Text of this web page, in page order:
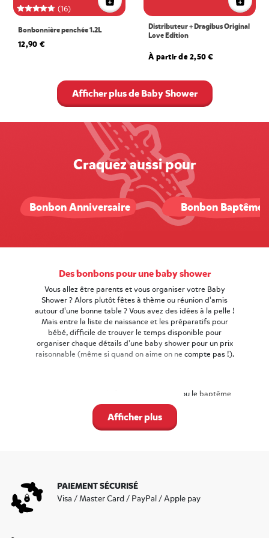
(16)
Bonbonnière penchée 1.2L
12,90 €
Distributeur + Dragibus Original
Love Edition
À partir de 2,50 €
Afficher plus de Baby Shower
Craquez aussi pour
Bonbon Anniversaire Bonbon Baptême
Des bonbons pour une baby shower
Vous allez être parents et vous organiser votre Baby
Shower ? Alors plutôt fêtes à thème ou réunion d'amis
autour d'une bonne table ? Vous avez des idées à la pelle !
Mais entre la liste de naissance et les préparatifs pour
bébé, difficile de trouver le temps disponible pour
organiser chaque détails d'une baby shower pour un prix
raisonnable (même si quand on aime on ne compte pas !).
ou le baptême
organisés ces dernières années, la baby shower est un
moment de partage pour les futurs parents et leurs
invités, mais c'est aussi une fête qui s'organise en détails.
sachets individuels
, ils permettront à vos invités de
profiter de bonbons de toutes sortes. Peu importe le
thème et la déco de votre Baby Shower, les bonbonnières
Afficher plus
PAIEMENT SÉCURISÉ
Visa / Master Card / PayPal / Apple pay